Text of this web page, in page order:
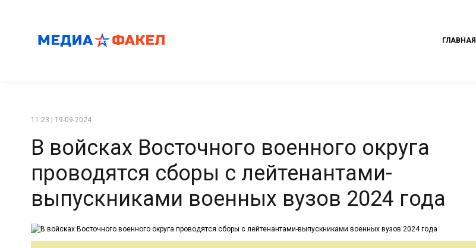
ГЛАВНАЯ
11:23 | 19-09-2024
В войсках Восточного военного округа
проводятся сборы с лейтенантами-
выпускниками военных вузов 2024 года